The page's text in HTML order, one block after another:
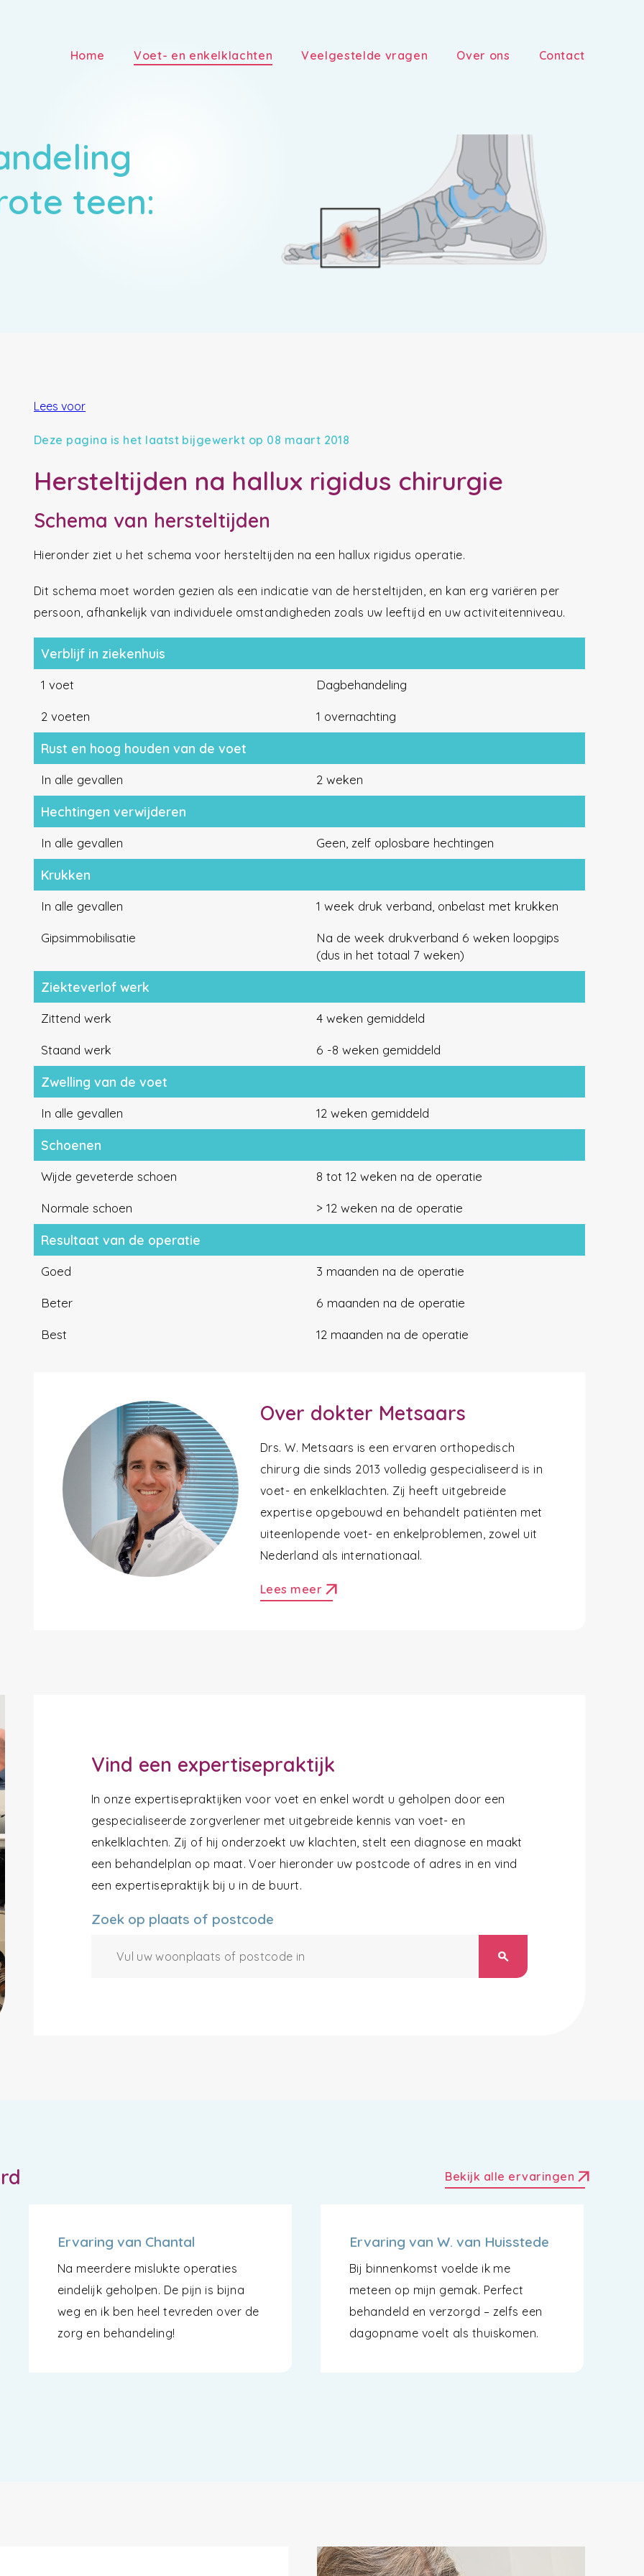
Home Voet- en enkelklachten Veelgestelde vragen Over ons Contact
teen:
Lees voor
Deze pagina is het laatst bijgewerkt op 08 maart 2018
Hersteltijden na hallux rigidus chirurgie
Schema van hersteltijden
Hieronder ziet u het schema voor hersteltijden na een hallux rigidus operatie.
Dit schema moet worden gezien als een indicatie van de hersteltijden, en kan erg variëren per
persoon, afhankelijk van individuele omstandigheden zoals uw leeftijd en uw activiteitenniveau.
Verblijf in ziekenhuis
1 voet Dagbehandeling
2 voeten 1 overnachting
Rust en hoog houden van de voet
In alle gevallen 2 weken
Hechtingen verwijderen
In alle gevallen Geen, zelf oplosbare hechtingen
Krukken
In alle gevallen 1 week druk verband, onbelast met krukken
Gipsimmobilisatie
Na de week drukverband 6 weken loopgips
(dus in het totaal 7 weken)
Ziekteverlof werk
Zittend werk 4 weken gemiddeld
Staand werk 6 -8 weken gemiddeld
Zwelling van de voet
In alle gevallen 12 weken gemiddeld
Schoenen
Wijde geveterde schoen 8 tot 12 weken na de operatie
Normale schoen > 12 weken na de operatie
Resultaat van de operatie
Goed 3 maanden na de operatie
Beter 6 maanden na de operatie
Best 12 maanden na de operatie
Over dokter Metsaars
Drs. W. Metsaars is een ervaren orthopedisch
chirurg die sinds 2013 volledig gespecialiseerd is in
voet- en enkelklachten. Zij heeft uitgebreide
expertise opgebouwd en behandelt patiënten met
uiteenlopende voet- en enkelproblemen, zowel uit
Nederland als internationaal.
Lees meer arrow_outward
Vind een expertisepraktijk
In onze expertisepraktijken voor voet en enkel wordt u geholpen door een
gespecialiseerde zorgverlener met uitgebreide kennis van voet- en
enkelklachten. Zij of hij onderzoekt uw klachten, stelt een diagnose en maakt
een behandelplan op maat. Voer hieronder uw postcode of adres in en vind
een expertisepraktijk bij u in de buurt.
Zoek op plaats of postcode
search
Bekijk alle ervaringen arrow_outward
Ervaring van Chantal
Na meerdere mislukte operaties
eindelijk geholpen. De pijn is bijna
weg en ik ben heel tevreden over de
zorg en behandeling!
Ervaring van W. van Huisstede
Bij binnenkomst voelde ik me
meteen op mijn gemak. Perfect
behandeld en verzorgd – zelfs een
dagopname voelt als thuiskomen.